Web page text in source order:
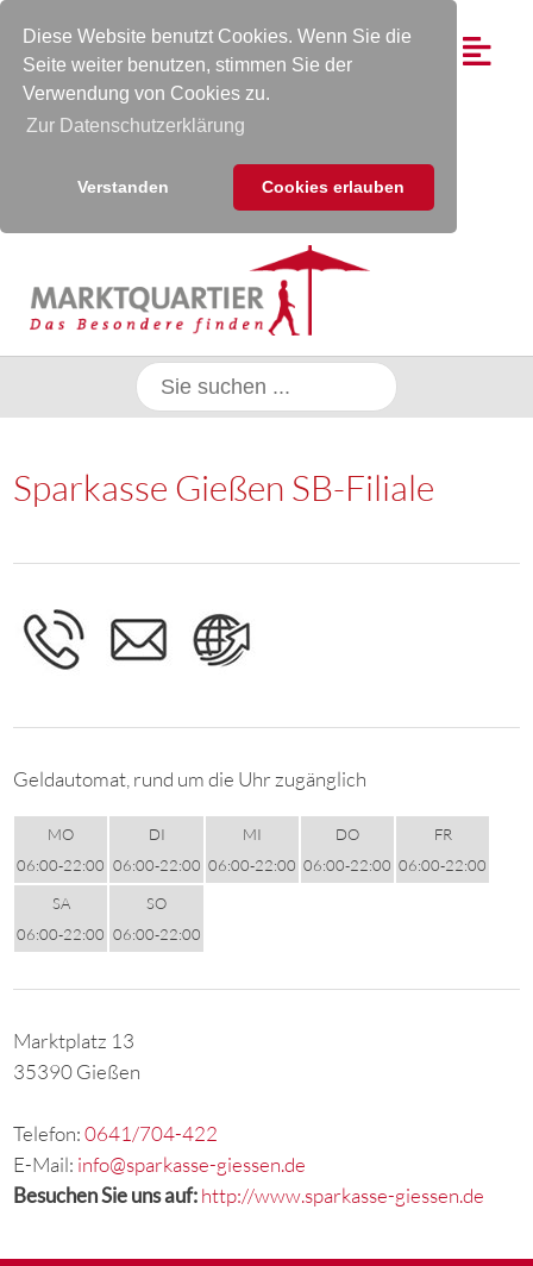
Diese Website benutzt Cookies. Wenn Sie die
Seite weiter benutzen, stimmen Sie der
Verwendung von Cookies zu.
Zur Datenschutzerklärung
Verstanden Cookies erlauben
Sparkasse Gießen SB-Filiale
Geldautomat, rund um die Uhr zugänglich
MO
06:00-22:00
DI
06:00-22:00
MI
06:00-22:00
DO
06:00-22:00
FR
06:00-22:00
SA
06:00-22:00
SO
06:00-22:00
Marktplatz 13
35390 Gießen
Telefon:0641/704-422
E-Mail: info@sparkasse-giessen.de
Besuchen Sie uns auf:http://www.sparkasse-giessen.de